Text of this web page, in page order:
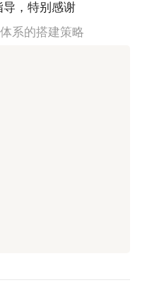
，特别感谢
系的搭建策略